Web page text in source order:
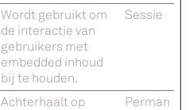
Wordt gebruikt om
de interactie van
gebruikers met
embedded inhoud
bij te houden.
Sessie
Achterhaalt op
Perman